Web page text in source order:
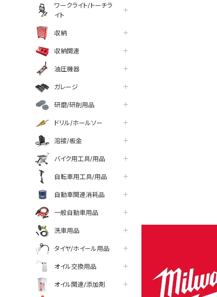
ワークライト/トーチラ
イト
収納
収納関連
油圧機器
ガレージ
研磨/研削用品
ドリル/ホールソー
溶接/板金
バイク用工具/用品
自転車用工具/用品
自動車関連消耗品
一般自動車用品
洗車用品
タイヤ/ホイール用品
オイル交換用品
オイル関連/添加剤
facebook
line